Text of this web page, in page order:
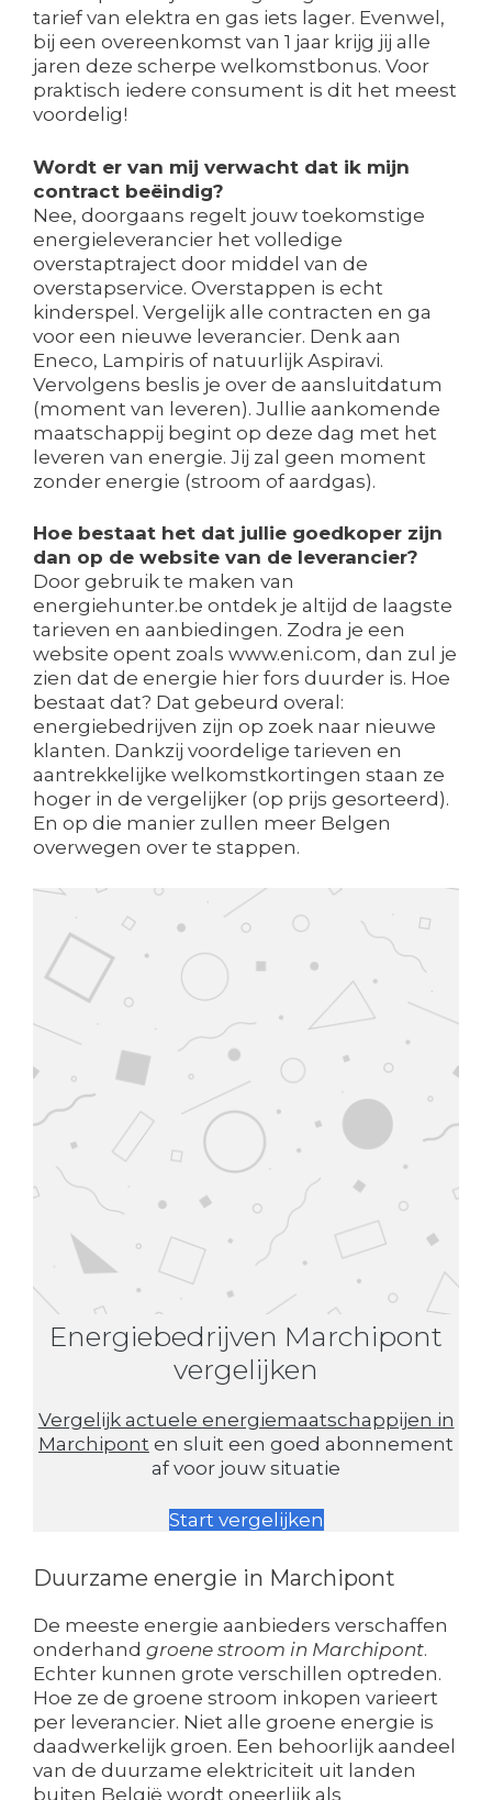
tarief van elektra en gas iets lager. Evenwel,
bij een overeenkomst van 1 jaar krijg jij alle
jaren deze scherpe welkomstbonus. Voor
praktisch iedere consument is dit het meest
voordelig!
Wordt er van mij verwacht dat ik mijn
contract beëindig?
Nee, doorgaans regelt jouw toekomstige
energieleverancier het volledige
overstaptraject door middel van de
overstapservice. Overstappen is echt
kinderspel. Vergelijk alle contracten en ga
voor een nieuwe leverancier. Denk aan
Eneco, Lampiris of natuurlijk Aspiravi.
Vervolgens beslis je over de aansluitdatum
(moment van leveren). Jullie aankomende
maatschappij begint op deze dag met het
leveren van energie. Jij zal geen moment
zonder energie (stroom of aardgas).
Hoe bestaat het dat jullie goedkoper zijn
dan op de website van de leverancier?
Door gebruik te maken van
energiehunter.be ontdek je altijd de laagste
tarieven en aanbiedingen. Zodra je een
website opent zoals www.eni.com, dan zul je
zien dat de energie hier fors duurder is. Hoe
bestaat dat? Dat gebeurd overal:
energiebedrijven zijn op zoek naar nieuwe
klanten. Dankzij voordelige tarieven en
aantrekkelijke welkomstkortingen staan ze
hoger in de vergelijker (op prijs gesorteerd).
En op die manier zullen meer Belgen
overwegen over te stappen.
Energiebedrijven Marchipont
vergelijken
Vergelijk actuele energiemaatschappijen in
Marchipont en sluit een goed abonnement
af voor jouw situatie
Start vergelijken
Duurzame energie in Marchipont
De meeste energie aanbieders verschaffen
onderhand groene stroom in Marchipont.
Echter kunnen grote verschillen optreden.
Hoe ze de groene stroom inkopen varieert
per leverancier. Niet alle groene energie is
daadwerkelijk groen. Een behoorlijk aandeel
van de duurzame elektriciteit uit landen
buiten België wordt oneerlijk als